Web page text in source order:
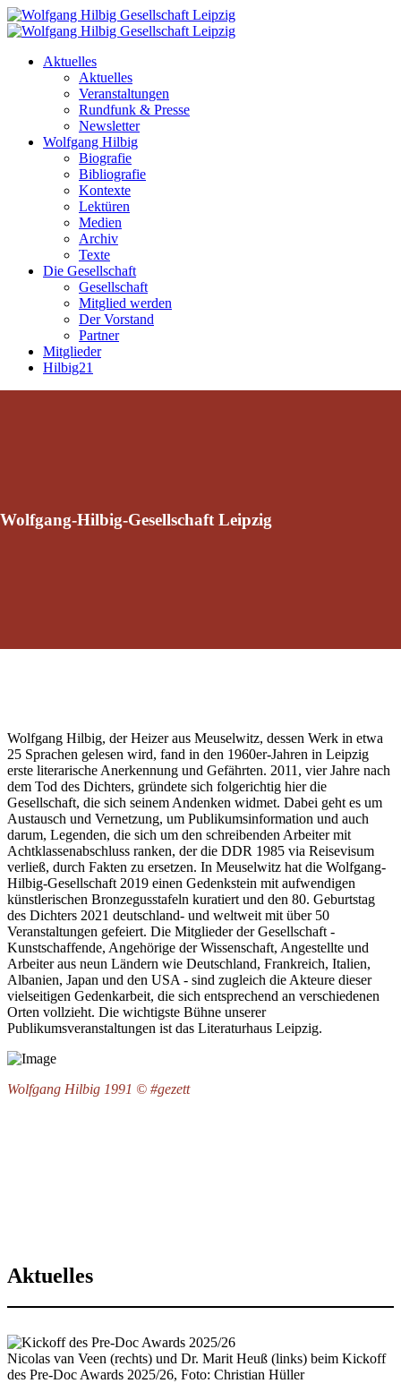
Aktuelles
Aktuelles
Veranstaltungen
Rundfunk & Presse
Newsletter
Wolfgang Hilbig
Biografie
Bibliografie
Kontexte
Lektüren
Medien
Archiv
Texte
Die Gesellschaft
Gesellschaft
Mitglied werden
Der Vorstand
Partner
Mitglieder
Hilbig21
Wolfgang-Hilbig-Gesellschaft Leipzig
Wolfgang Hilbig, der Heizer aus Meuselwitz, dessen Werk in etwa
25 Sprachen gelesen wird, fand in den 1960er-Jahren in Leipzig
erste literarische Anerkennung und Gefährten. 2011, vier Jahre nach
dem Tod des Dichters, gründete sich folgerichtig hier die
Gesellschaft, die sich seinem Andenken widmet. Dabei geht es um
Austausch und Vernetzung, um Publikumsinformation und auch
darum, Legenden, die sich um den schreibenden Arbeiter mit
Achtklassenabschluss ranken, der die DDR 1985 via Reisevisum
verließ, durch Fakten zu ersetzen. In Meuselwitz hat die Wolfgang-
Hilbig-Gesellschaft 2019 einen Gedenkstein mit aufwendigen
künstlerischen Bronzegusstafeln kuratiert und den 80. Geburtstag
des Dichters 2021 deutschland- und weltweit mit über 50
Veranstaltungen gefeiert. Die Mitglieder der Gesellschaft -
Kunstschaffende, Angehörige der Wissenschaft, Angestellte und
Arbeiter aus neun Ländern wie Deutschland, Frankreich, Italien,
Albanien, Japan und den USA - sind zugleich die Akteure dieser
vielseitigen Gedenkarbeit, die sich entsprechend an verschiedenen
Orten vollzieht. Die wichtigste Bühne unserer
Publikumsveranstaltungen ist das Literaturhaus Leipzig.
Wolfgang Hilbig 1991 © #gezett
Aktuelles
Nicolas van Veen (rechts) und Dr. Marit Heuß (links) beim Kickoff
des Pre-Doc Awards 2025/26, Foto: Christian Hüller